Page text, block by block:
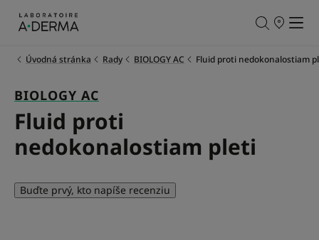
PREDAJNÉ
Úvodná stránka
Rady BIOLOGY AC Fluid proti nedokonalostiam
BIOLOGY AC
Fluid proti
nedokonalostiam pleti
Buďte prvý, kto napíše recenziu